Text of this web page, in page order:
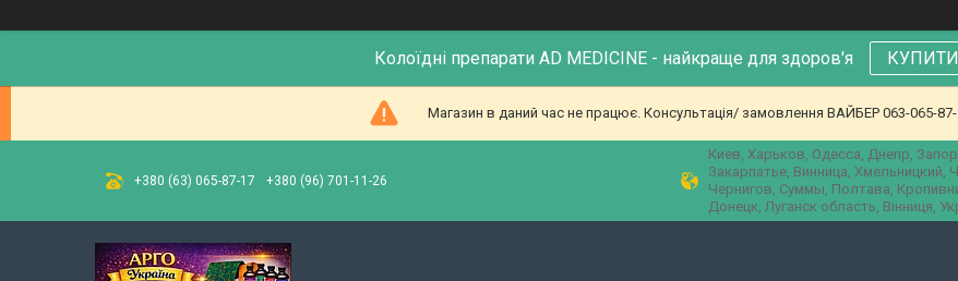
Колоїдні препарати AD MEDICINE - найкраще для здоров'я
Магазин в даний час не працює. Консультація/ замовлення ВАЙБЕР 063-065-87-
+380 (63) 065-87-17 +380 (96) 701-11-26
Киев, Харьков, Одесса, Днепр,
Закарпатье, Винница,
Чернигов, Суммы, Полтава,
Донецк, Луганск область, Вінниця,